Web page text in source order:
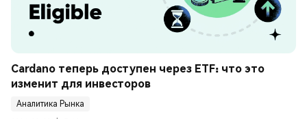
Cardano теперь доступен через ETF: что это
изменит для инвесторов
Аналитика Рынка